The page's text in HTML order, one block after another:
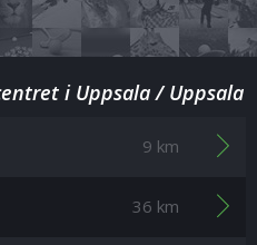
i Uppsala / Uppsala
9 km
36 km